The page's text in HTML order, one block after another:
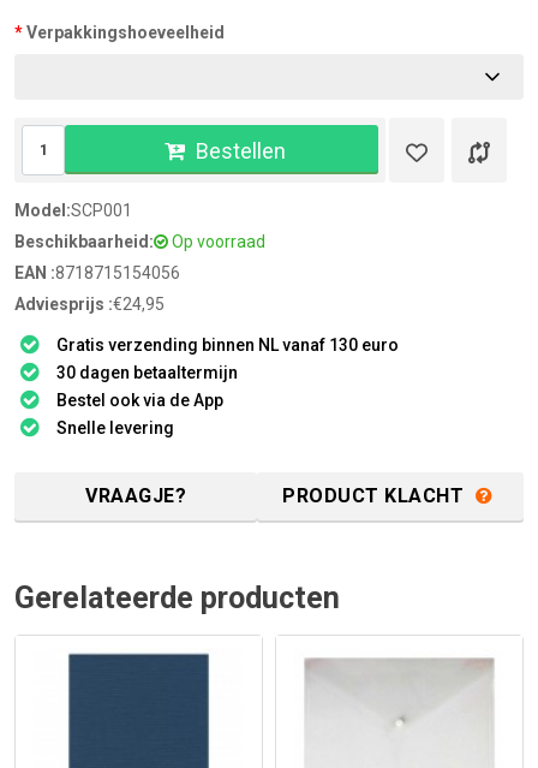
Verpakkingshoeveelheid
Bestellen
Model:SCP001
Beschikbaarheid:
Op voorraad
EAN :8718715154056
Adviesprijs :€24,95
Gratis verzending binnen NL vanaf 130 euro
30 dagen betaaltermijn
Bestel ook via de App
Snelle levering
VRAAGJE? PRODUCT KLACHT
Gerelateerde producten